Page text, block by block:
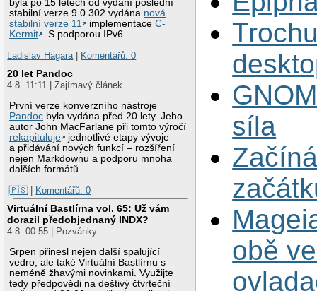
byla po 15 letech od vydání poslední
stabilní verze 9.0.302 vydána nová
stabilní verze 11
implementaceC-
Kermit . S podporou IPv6.
Ladislav Hagara | Komentářů: 0
20 let Pandoc
4.8. 11:11 | Zajímavý článek
První verze konverzního nástroje
Pandoc byla vydána před 20 lety. Jeho
autor John MacFarlane při tomto výročí
rekapituluje
jednotlivé etapy vývoje
a přidávání nových funkcí – rozšíření
nejen Markdownu a podporu mnoha
dalších formátů.
|🇵🇸 | Komentářů: 0
Virtuální Bastlírna vol. 65: Už vám
dorazil předobjednaný INDX?
4.8. 00:55 | Pozvánky
Srpen přinesl nejen další spalující
vedro, ale také Virtuální Bastlírnu s
neméně žhavými novinkami. Využijte
tedy předpovědi na deštivý čtvrteční
síla
obě